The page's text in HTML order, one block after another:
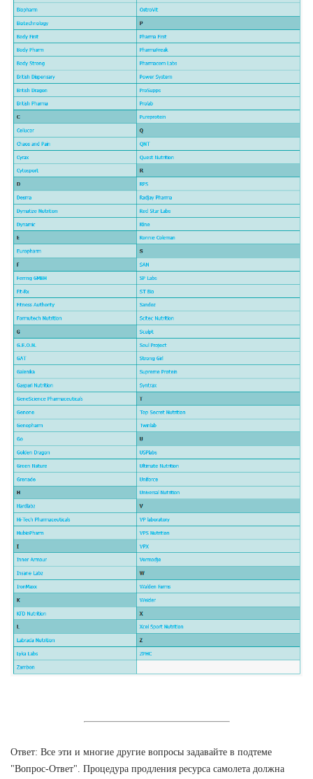
Ответ: Все эти и многие другие вопросы задавайте в подтеме
"Вопрос-Ответ". Процедура продления ресурса самолета должна